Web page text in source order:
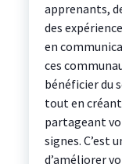
apprenants,
des
en
ces
bénéficier du
tout en créant
partageant
signes. C’est
d’améliorer